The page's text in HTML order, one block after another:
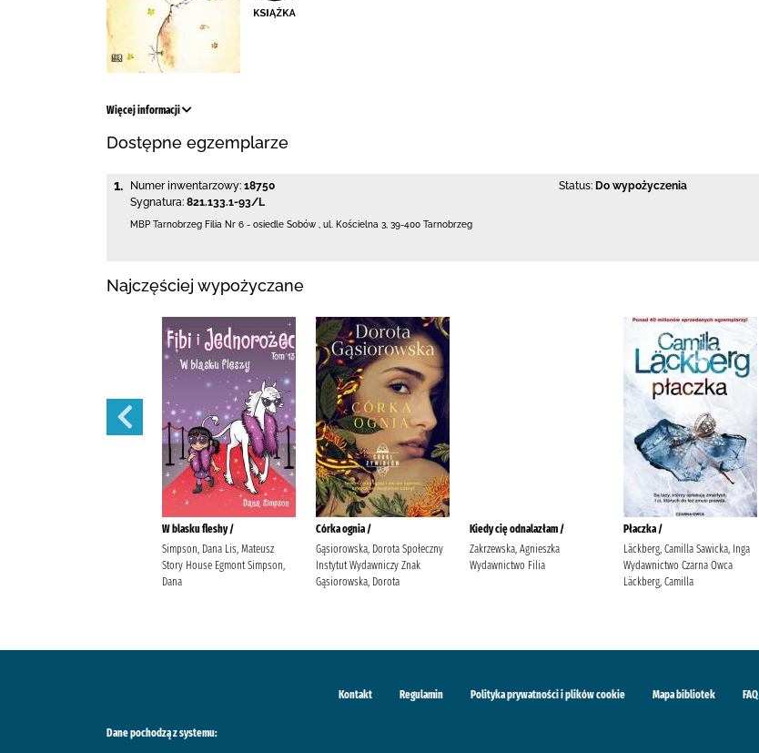
Więcej informacji
Dostępne egzemplarze
1. Numer inwentarzowy: 18750
Sygnatura: 821.133.1-93/L
Status: Do wypożyczenia
MBP Tarnobrzeg Filia Nr 6 - osiedle Sobów ul. Kościelna 3 39-400 Tarnobrzeg
Najczęściej wypożyczane
W blasku fleshy /
Simpson, Dana Lis, Mateusz
Story House Egmont Simpson,
Dana
Córka ognia /
Gąsiorowska, Dorota Społeczny
Instytut Wydawniczy Znak
Gąsiorowska, Dorota
Kiedy cię odnalazłam /
Zakrzewska, Agnieszka
Wydawnictwo Filia
Płaczka /
Läckberg, Camilla Sawicka, Inga
Wydawnictwo Czarna Owca
Läckberg, Camilla
Kontakt Regulamin Polityka prywatności i plików cookie Mapa bibliotek FAQ
Dane pochodzą z systemu: